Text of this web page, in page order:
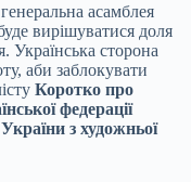
асамблея
вирішуватися доля
Українська сторона
аби заблокувати
Коротко про
федерації
з художньої